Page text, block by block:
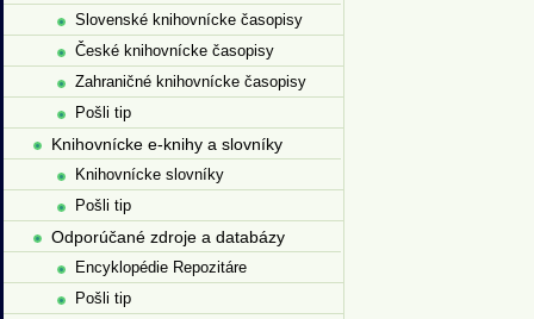
Slovenské knihovnícke časopisy
České knihovnícke časopisy
Zahraničné knihovnícke časopisy
Pošli tip
Knihovnícke e-knihy a slovníky
Knihovnícke slovníky
Pošli tip
Odporúčané zdroje a databázy
Encyklopédie Repozitáre
Pošli tip